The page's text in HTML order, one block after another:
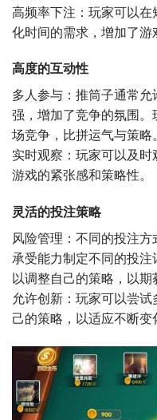
高频率下注：玩家可以
化时间的需求，增加了游
高度的互动性
多人参与：推筒子通常
强，增加了竞争的氛围。
场竞争，比拼运气与策略
实时观察：玩家可以及
游戏的紧张感和策略性。
灵活的投注策略
风险管理：不同的投注
承受能力制定不同的投注
以调整自己的策略，以期
允许创新：玩家可以尝
己的策略，以适应不断变